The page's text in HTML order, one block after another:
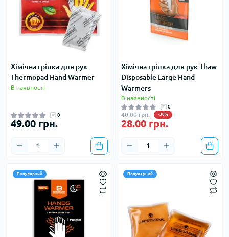
Хімічна грілка для рук
Thermopad Hand Warmer
В наявності
0
49.00 грн.
Хімічна грілка для рук Thaw
Disposable Large Hand
Warmers
В наявності
0
40.00 грн. -30%
28.00 грн.
Популярний Популярний